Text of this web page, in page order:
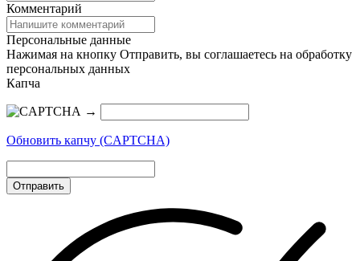
Комментарий
Персональные данные
Нажимая на кнопку Отправить, вы соглашаетесь на обработку
персональных данных
Капча
→
Обновить капчу (CAPTCHA)
Отправить